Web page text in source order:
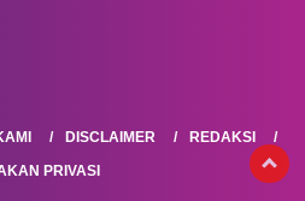
DISCLAIMER
REDAKSI
PRIVASI